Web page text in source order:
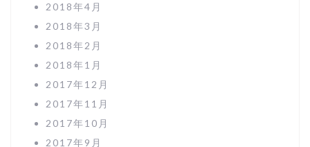
2018年4月
2018年3月
2018年2月
2018年1月
2017年12月
2017年11月
2017年10月
2017年9月